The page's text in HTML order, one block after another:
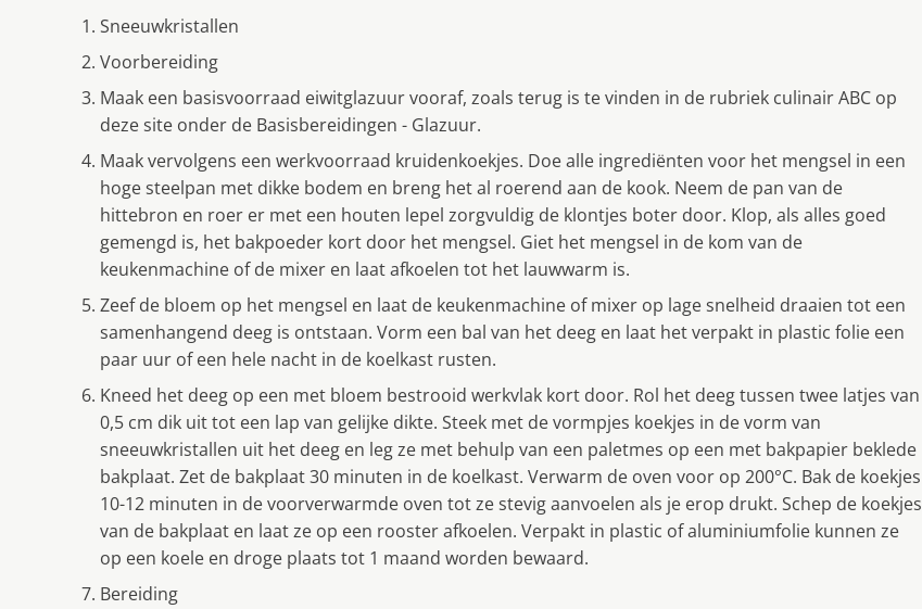
Sneeuwkristallen
Voorbereiding
Maak een basisvoorraad eiwitglazuur vooraf, zoals terug is te vinden in de rubriek culinair ABC op
deze site onder de Basisbereidingen - Glazuur.
Maak vervolgens een werkvoorraad kruidenkoekjes. Doe alle ingrediënten voor het mengsel in een
hoge steelpan met dikke bodem en breng het al roerend aan de kook. Neem de pan van de
hittebron en roer er met een houten lepel zorgvuldig de klontjes boter door. Klop, als alles goed
gemengd is, het bakpoeder kort door het mengsel. Giet het mengsel in de kom van de
keukenmachine of de mixer en laat afkoelen tot het lauwwarm is.
Zeef de bloem op het mengsel en laat de keukenmachine of mixer op lage snelheid draaien tot een
samenhangend deeg is ontstaan. Vorm een bal van het deeg en laat het verpakt in plastic folie een
paar uur of een hele nacht in de koelkast rusten.
Kneed het deeg op een met bloem bestrooid werkvlak kort door. Rol het deeg tussen twee latjes van
0,5 cm dik uit tot een lap van gelijke dikte. Steek met de vormpjes koekjes in de vorm van
sneeuwkristallen uit het deeg en leg ze met behulp van een paletmes op een met bakpapier beklede
bakplaat. Zet de bakplaat 30 minuten in de koelkast. Verwarm de oven voor op 200°C. Bak de koekjes
10-12 minuten in de voorverwarmde oven tot ze stevig aanvoelen als je erop drukt. Schep de koekjes
van de bakplaat en laat ze op een rooster afkoelen. Verpakt in plastic of aluminiumfolie kunnen ze
op een koele en droge plaats tot 1 maand worden bewaard.
Bereiding